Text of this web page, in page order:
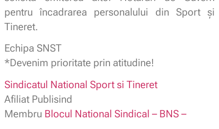
pentru încadrarea personalului din Sport și
Tineret.
Echipa SNST
*Devenim prioritate prin atitudine!
Sindicatul National Sport si Tineret
Afiliat Publisind
Membru Blocul National Sindical – BNS –